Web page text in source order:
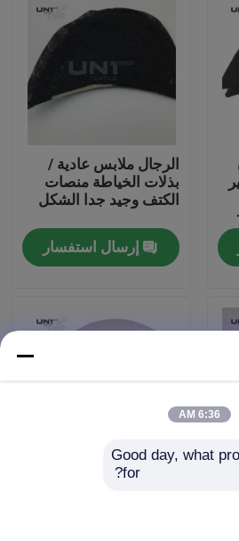
الرجال ملابس عادية /
بذلات الخياطة منصات
الكتف وجيد جدا الشكل
إرسال استفسار
OEKO - تكس الأزياء
6:36 AM
Good day, what
for?